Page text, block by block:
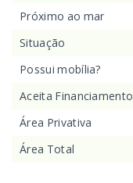
Próximo ao mar
Situação
Possui mobília?
Aceita Financiamento
Área Privativa
Área Total